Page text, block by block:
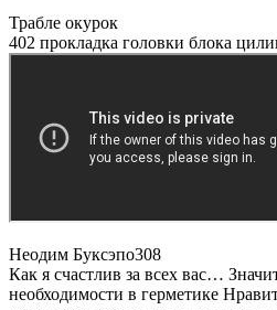
Трабле окурок
402 прокладка головки блока
Неодим Буксэпо308
Как я счастлив за всех вас…
необходимости в герметике